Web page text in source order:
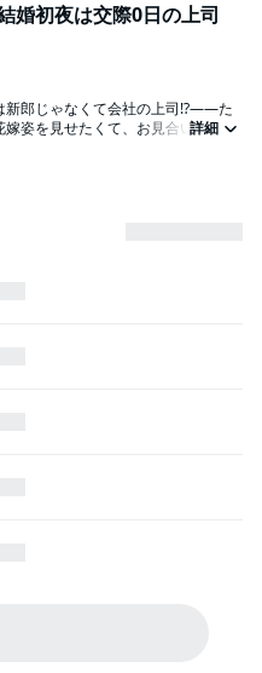
婚初夜は交際0日の上司
新郎じゃなくて会社の上司!?——た
姿を見せたくて、お見合いで結婚
詳細